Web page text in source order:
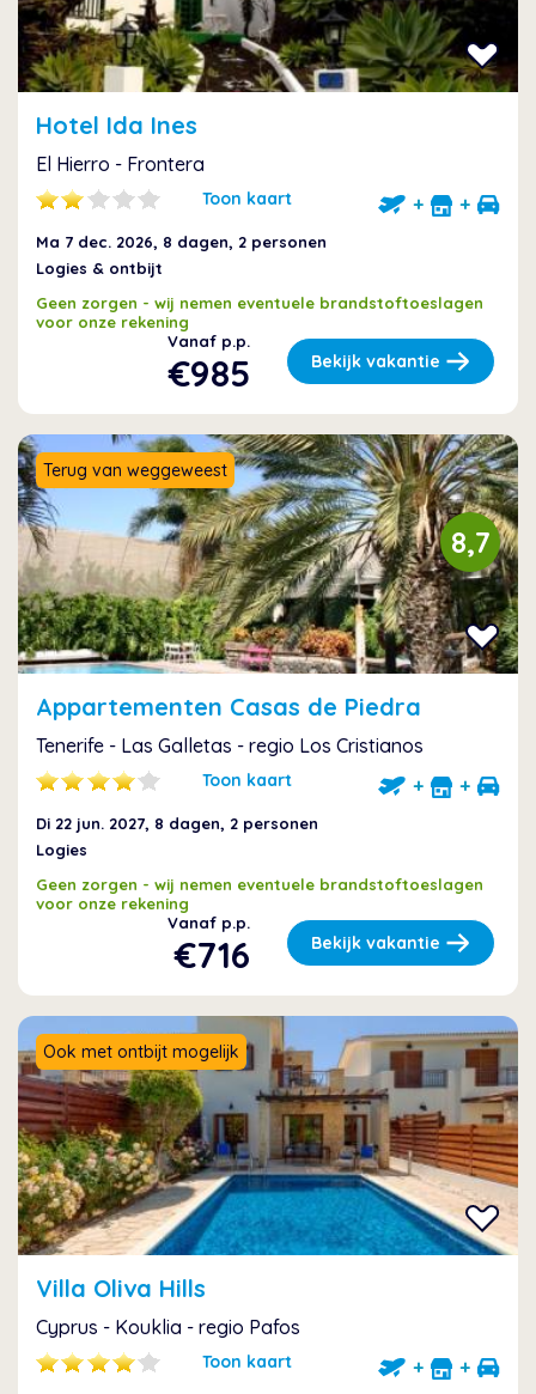
Hotel Ida Ines
El Hierro - Frontera
Toon kaart + +
Ma 7 dec. 2026, 8 dagen, 2 personen
Logies & ontbijt
Geen zorgen - wij nemen eventuele brandstoftoeslagen
voor onze rekening
Vanaf p.p.
€985 Bekijk vakantie
Terug van weggeweest
8,7
Appartementen Casas de Piedra
Tenerife - Las Galletas - regio Los Cristianos
Toon kaart + +
Di 22 jun. 2027, 8 dagen, 2 personen
Logies
Geen zorgen - wij nemen eventuele brandstoftoeslagen
voor onze rekening
Vanaf p.p.
€716 Bekijk vakantie
Ook met ontbijt mogelijk
Villa Oliva Hills
Cyprus - Kouklia - regio Pafos
Toon kaart + +